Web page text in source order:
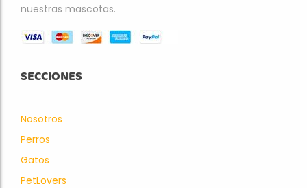
nuestras mascotas.
SECCIONES
Nosotros
Perros
Gatos
PetLovers